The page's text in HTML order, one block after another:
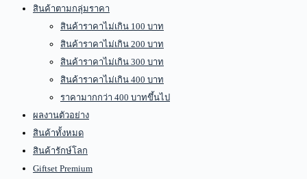
สินค้าตามกลุ่มราคา
สินค้าราคาไม่เกิน 100 บาท
สินค้าราคาไม่เกิน 200 บาท
สินค้าราคาไม่เกิน 300 บาท
สินค้าราคาไม่เกิน 400 บาท
ราคามากกว่า 400 บาทขึ้นไป
ผลงานตัวอย่าง
สินค้าทั้งหมด
สินค้ารักษ์โลก
Giftset Premium